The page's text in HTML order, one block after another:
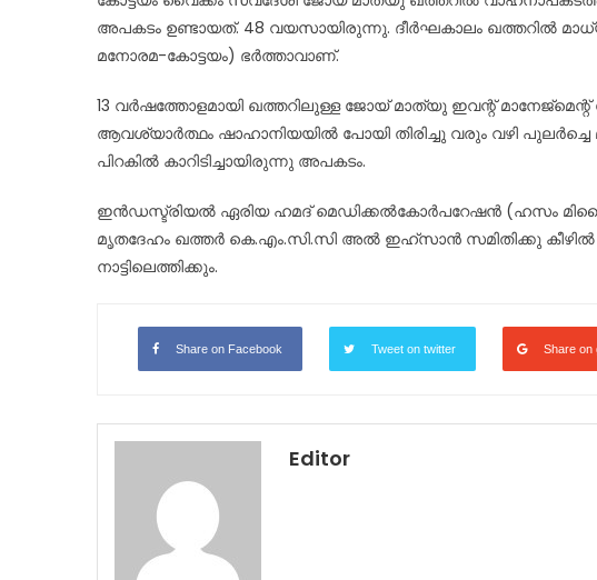
അപകടം ഉണ്ടായത്. 48 വയസായിരുന്നു. ദീർഘകാലം ഖത്തറിൽ
മനോരമ-കോട്ടയം) ഭർത്താവാണ്.
13 വർഷത്തോളമായി ഖത്തറിലുള്ള ജോയ് മാത്യു ഇവന്റ്
ആവശ്യാർത്ഥം ഷാഹാനിയയിൽ പോയി തിരിച്ചു വരും വഴി
പിറകിൽ കാറിടിച്ചായിരുന്നു അപകടം.
ഇൻഡസ്ട്രിയൽ ഏരിയ ഹമദ് മെഡിക്കൽകോർപറേഷൻ (ഹസം
മൃതദേഹം ഖത്തർ കെ.എം.സി.സി അൽ ഇഹ്സാൻ സമിതിക്കു കീഴിൽ
നാട്ടിലെത്തിക്കും.
Share on Facebook Tweet on twitter Share on
Editor